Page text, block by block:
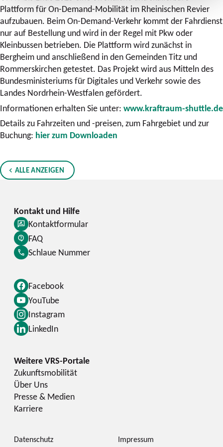
Plattform für On-Demand-Mobilität im Rheinischen Revier
aufzubauen. Beim On-Demand-Verkehr kommt der Fahrdienst
nur auf Bestellung und wird in der Regel mit Pkw oder
Kleinbussen betrieben. Die Plattform wird zunächst in
Bergheim und anschließend in den Gemeinden Titz und
Rommerskirchen getestet. Das Projekt wird aus Mitteln des
Bundesministeriums für Digitales und Verkehr sowie des
Landes Nordrhein-Westfalen gefördert.
Informationen erhalten Sie unter: www.kraftraum-shuttle.de
Details zu Fahrzeiten und -preisen, zum Fahrgebiet und zur
Buchung: hier zum Downloaden
ALLE ANZEIGEN
Facebook
YouTube
Instagram
LinkedIn
Kontaktformular
FAQ
Schlaue Nummer
Zukunftsmobilität
Über Uns
Presse & Medien
Karriere
Datenschutz Impressum